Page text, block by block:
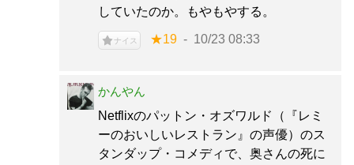
していたのか。もやもやする。
ナイス ★19 10/23 08:33
かんやん
Netflixのパットン・オズワルド（『レミ
ーのおいしいレストラン』の声優）のス
タンダップ・コメディで、奥さんの死に